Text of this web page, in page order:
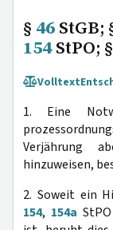
§ 46 StGB;
154StPO; §
Volltext
1. Eine
Verjährung
hinzuweisen,
2. Soweit ein
154, 154a